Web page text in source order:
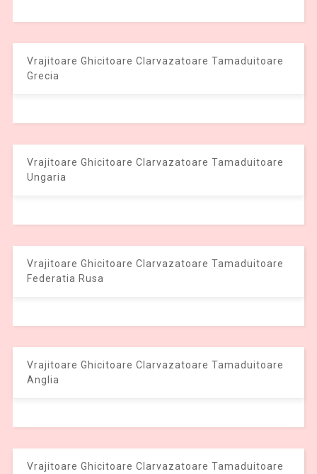
Vrajitoare Ghicitoare Clarvazatoare Tamaduitoare
Grecia
Vrajitoare Ghicitoare Clarvazatoare Tamaduitoare
Ungaria
Vrajitoare Ghicitoare Clarvazatoare Tamaduitoare
Federatia Rusa
Vrajitoare Ghicitoare Clarvazatoare Tamaduitoare
Anglia
Vrajitoare Ghicitoare Clarvazatoare Tamaduitoare